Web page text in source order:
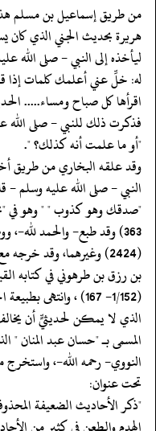
‏‏‏‏من طريق إسماعيل بن مسلم
هريرة بحديث الجني الذي كان
ليأخذه إلى النبي - صلى الله
له: خلِّ عني أعلمك كلمات إذا
اقرأها كل صباح ومساء.....
فذكرت ذلك للنبي - صلى الله
‏‏‏‏"أو ما علمت أنه كذلك؟ ".
‏‏‏‏وقد علقه البخاري من طريق
النبي - صلى الله عليه وسلم -
‏‏‏‏"صدقك وهو كذوب " " وهو في
‏‏‏‏363) وقد طبع- والحمد لله-
(2424) وغيرهما، وقد
بن رزق بن طرهوني في كتابه
(1/152- 167) ، وانتهى
الذي لا يمكن لحديثيٍّ أن
المسمى بـ "حسان عبد المنان
تحت عنوان:
‏‏‏‏"ذكر الأحاديث الضعيفة